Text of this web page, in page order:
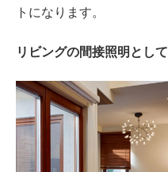
トになります。
リビングの間接照明として